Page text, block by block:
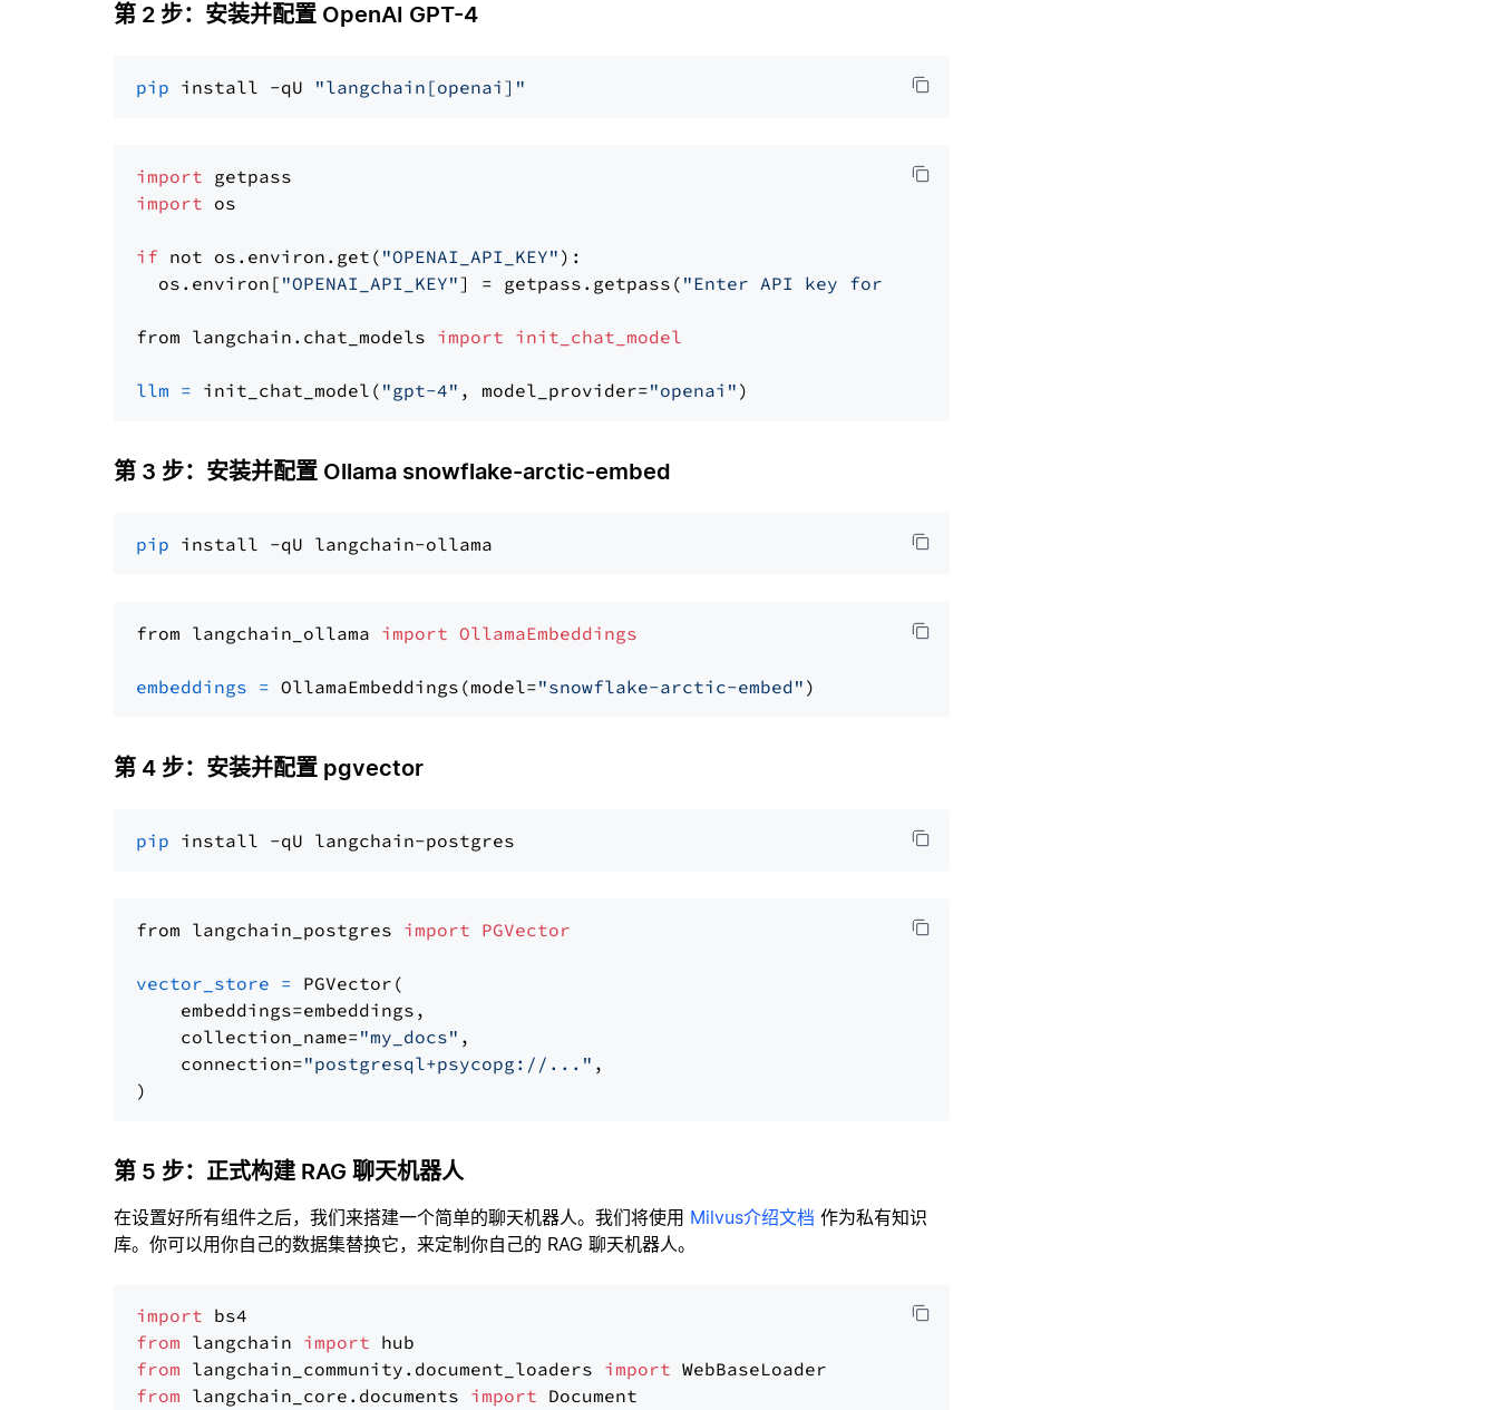
第 2 步：安装并配置 OpenAI GPT-4
pip install -qU "langchain[openai]"
import
import os
if not os.environ.get( "OPENAI_API_KEY" ):
  os.environ[
"OPENAI_API_KEY"] = getpass.getpass( "Enter API key for OpenAI: "
from langchain.chat_models import init_chat_model
llm = init_chat_model( "gpt-4" , model_provider="openai"
第 3 步：安装并配置 Ollama snowflake-arctic-embed
pip
from langchain_ollama import OllamaEmbeddings
embeddings = OllamaEmbeddings(model="snowflake-arctic-embed"
第 4 步：安装并配置 pgvector
pip
from langchain_postgres import PGVector
vector_store = PGVector(
    embeddings=embeddings,
    collection_name=
"my_docs" ,
    connection=
"postgresql+psycopg://..." ,
第 5 步：正式构建 RAG 聊天机器人
在设置好所有组件之后，我们来搭建一个简单的聊天机器人。我们将使用 Milvus介绍文档 作为私有知识
库。你可以用你自己的数据集替换它，来定制你自己的 RAG 聊天机器人。
import
from langchain import
from langchain_community.document_loaders import
from langchain_core.documents import